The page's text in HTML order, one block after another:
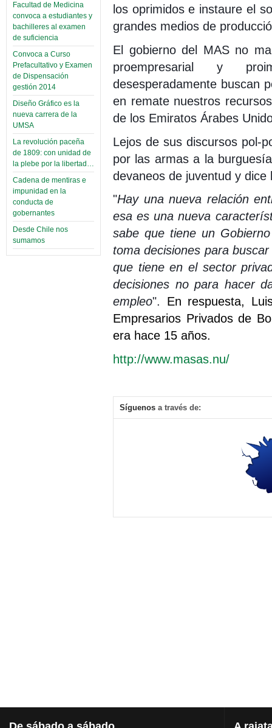
Facultad de Medicina
convoca a estudiantes y
bachilleres al examen
de suficiencia
Convoca a Curso
Prefacultativo y Examen
de Dispensación
gestión 2014
Diseño Gráfico es la
nueva carrera de la
UMSA
La revolución paceña
de 1809: con unidad de
la plebe por la libertad…
Cadena de mentiras e
impunidad en la
conducta de
gobernantes
Desde Chile nos
sumamos
los oprimidos e instaure el
grandes medios de
El gobierno del MAS no
proempresarial y
desesperadamente buscan
en remate nuestros
de los Emiratos Árabes
Lejos de sus discursos pol-
por las armas a la
devaneos de juventud y
"Hay una nueva relación
esa es una nueva
sabe que tiene un
toma decisiones para
que tiene en el sector
decisiones no para hacer
empleo". En respuesta,
Empresarios Privados de
era hace 15 años.
http://www.masas.nu/
Síguenos a través de: